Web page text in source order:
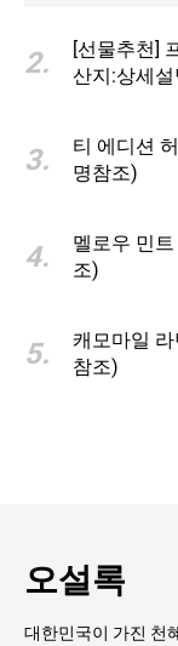
2.
[선물추천]
산지:상세
3.
티 에디션
명참조)
4.
멜로우 민
조)
5.
캐모마일
참조)
오설록
대한민국이 가진 천